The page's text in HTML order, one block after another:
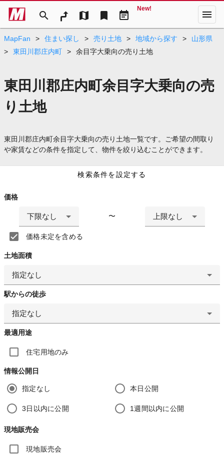
search map bookmark event_note
New! menu
MapFan > 住まい探し > 売り土地 > 地域から探す >
山形県
>
東田川郡庄内町 > 余目字大乗向の売り土地
東田川郡庄内町余目字大乗向の売
り土地
東田川郡庄内町余目字大乗向の売り土地一覧です。ご希望の間取り
や家賃などの条件を指定して、物件を絞り込むことができます。
検索条件を設定する
価格
下限なし 〜 上限なし
価格未定を含める
土地面積
指定なし
駅からの徒歩
指定なし
最適用途
住宅用地のみ
情報公開日
指定なし 本日公開
3日以内に公開 1週間以内に公開
現地販売会
現地販売会